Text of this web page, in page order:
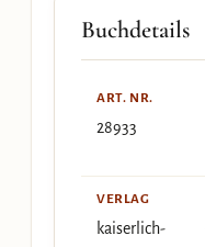
Buchdetails
ART. NR.
28933
VERLAG
kaiserlich-